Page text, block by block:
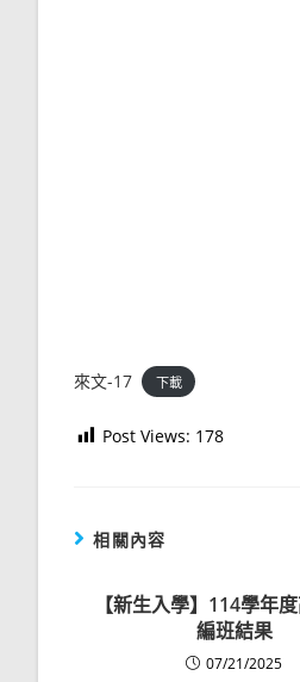
來文-17 下載
Post Views: 178
相關內容
【新生入學】114學年
編班結果
07/21/2025